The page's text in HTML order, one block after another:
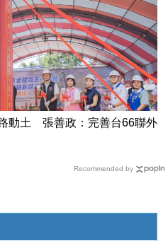
動土 張善政：完善台66聯外
Recommended by